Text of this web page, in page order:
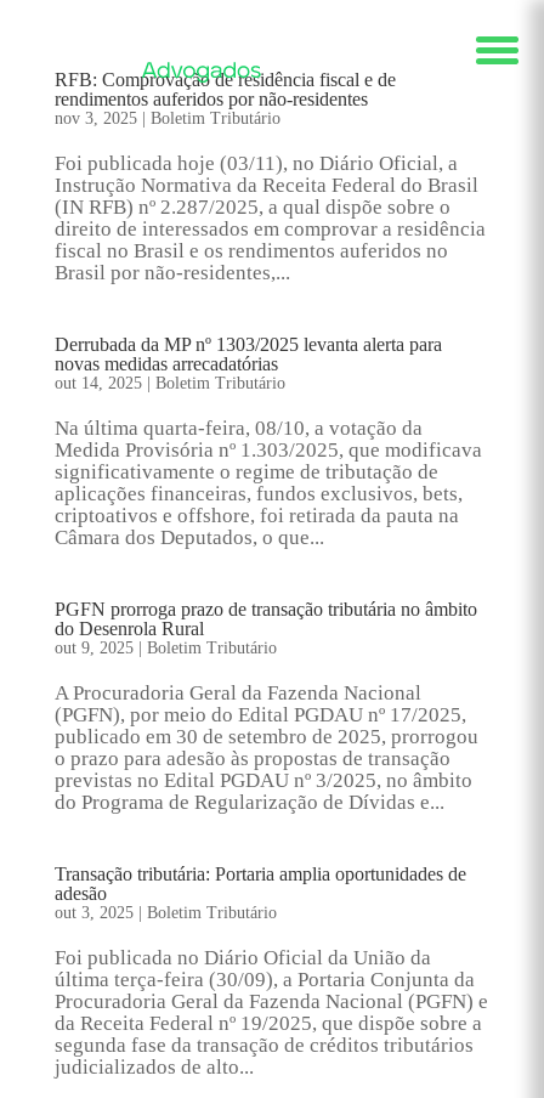
RFB: Comprovação de residência fiscal e de
rendimentos auferidos por não-residentes
nov 3, 2025| Boletim Tributário
Foi publicada hoje (03/11), no Diário Oficial, a
Instrução Normativa da Receita Federal do Brasil
(IN RFB) nº 2.287/2025, a qual dispõe sobre o
direito de interessados em comprovar a residência
fiscal no Brasil e os rendimentos auferidos no
Brasil por não-residentes,...
Derrubada da MP nº 1303/2025 levanta alerta para
novas medidas arrecadatórias
out 14, 2025| Boletim Tributário
Na última quarta-feira, 08/10, a votação da
Medida Provisória nº 1.303/2025, que modificava
significativamente o regime de tributação de
aplicações financeiras, fundos exclusivos, bets,
criptoativos e offshore, foi retirada da pauta na
Câmara dos Deputados, o que...
PGFN prorroga prazo de transação tributária no âmbito
do Desenrola Rural
out 9, 2025| Boletim Tributário
A Procuradoria Geral da Fazenda Nacional
(PGFN), por meio do Edital PGDAU nº 17/2025,
publicado em 30 de setembro de 2025, prorrogou
o prazo para adesão às propostas de transação
previstas no Edital PGDAU nº 3/2025, no âmbito
do Programa de Regularização de Dívidas e...
Transação tributária: Portaria amplia oportunidades de
adesão
out 3, 2025| Boletim Tributário
Foi publicada no Diário Oficial da União da
última terça-feira (30/09), a Portaria Conjunta da
Procuradoria Geral da Fazenda Nacional (PGFN) e
da Receita Federal nº 19/2025, que dispõe sobre a
segunda fase da transação de créditos tributários
judicializados de alto...